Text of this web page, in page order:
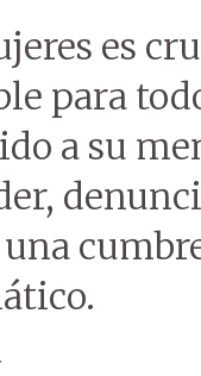
es
para
a su